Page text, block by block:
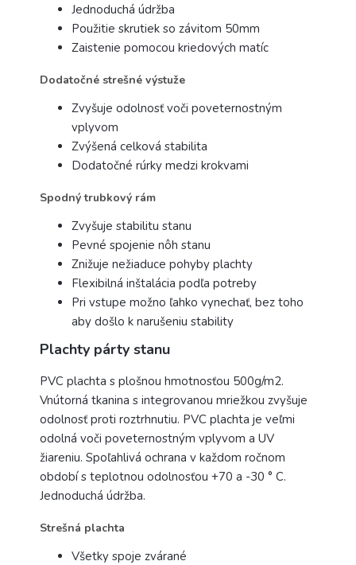
Jednoduchá údržba
Použitie skrutiek so závitom 50mm
Zaistenie pomocou kriedových matíc
Dodatočné strešné výstuže
Zvyšuje odolnosť voči poveternostným
vplyvom
Zvýšená celková stabilita
Dodatočné rúrky medzi krokvami
Spodný trubkový rám
Zvyšuje stabilitu stanu
Pevné spojenie nôh stanu
Znižuje nežiaduce pohyby plachty
Flexibilná inštalácia podľa potreby
Pri vstupe možno ľahko vynechať, bez toho
aby došlo k narušeniu stability
Plachty párty stanu
PVC plachta s plošnou hmotnosťou 500g/m2.
Vnútorná tkanina s integrovanou mriežkou zvyšuje
odolnosť proti roztrhnutiu. PVC plachta je veľmi
odolná voči poveternostným vplyvom a UV
žiareniu. Spoľahlivá ochrana v každom ročnom
období s teplotnou odolnosťou +70 a -30 ° C.
Jednoduchá údržba.
Strešná plachta
Všetky spoje zvárané